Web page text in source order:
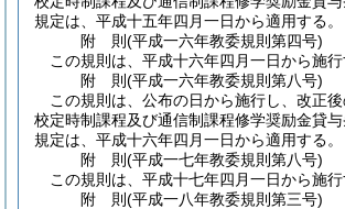
規定は、平成十五年四月一日から適用する。
附 則(平成一六年教委規則第四号)
この規則は、平成十六年四月一日から施行
附 則(平成一六年教委規則第八号)
この規則は、公布の日から施行し、改正
校定時制課程及び通信制課程修学奨励金貸
規定は、平成十六年四月一日から適用する。
附 則(平成一七年教委規則第八号)
この規則は、平成十七年四月一日から施行
附 則(平成一八年教委規則第三号)